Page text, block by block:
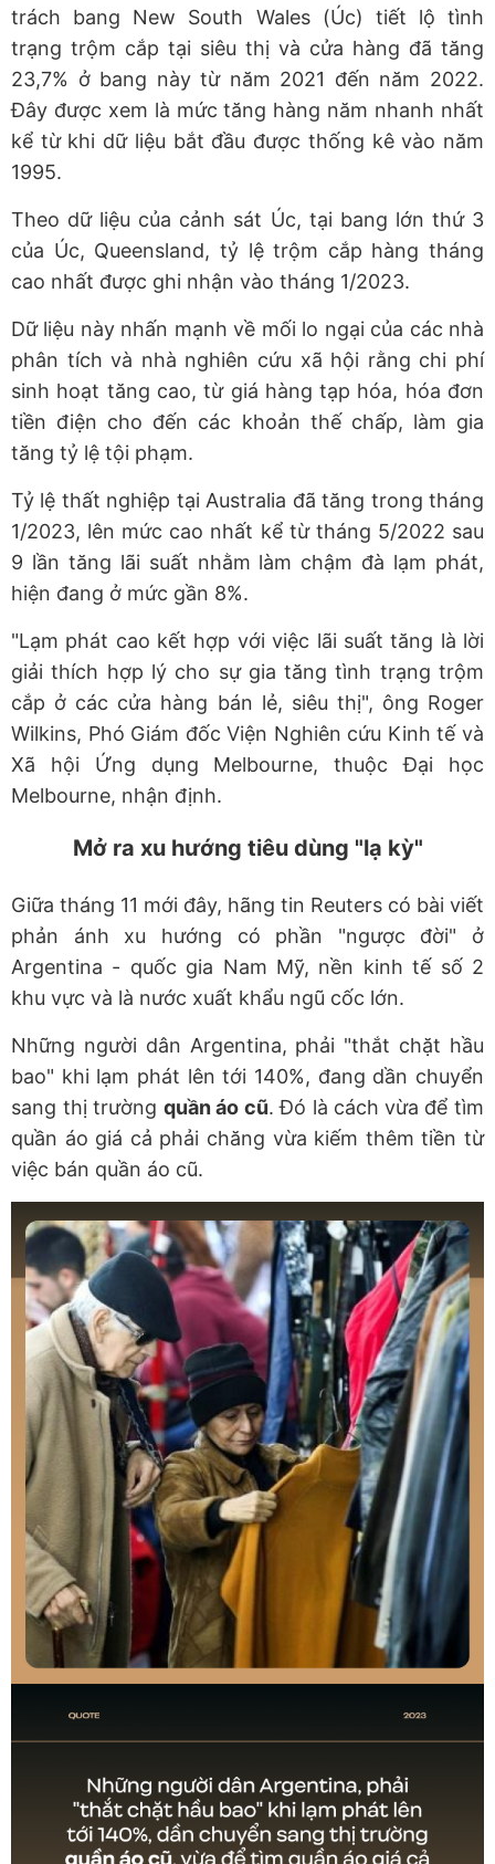
trách bang New South Wales (Úc) tiết lộ tình
trạng trộm cắp tại siêu thị và cửa hàng đã tăng
23,7% ở bang này từ năm 2021 đến năm 2022.
Đây được xem là mức tăng hàng năm nhanh nhất
kể từ khi dữ liệu bắt đầu được thống kê vào năm
1995.
Theo dữ liệu của cảnh sát Úc, tại bang lớn thứ 3
của Úc, Queensland, tỷ lệ trộm cắp hàng tháng
cao nhất được ghi nhận vào tháng 1/2023.
Dữ liệu này nhấn mạnh về mối lo ngại của các nhà
phân tích và nhà nghiên cứu xã hội rằng chi phí
sinh hoạt tăng cao, từ giá hàng tạp hóa, hóa đơn
tiền điện cho đến các khoản thế chấp, làm gia
tăng tỷ lệ tội phạm.
Tỷ lệ thất nghiệp tại Australia đã tăng trong tháng
1/2023, lên mức cao nhất kể từ tháng 5/2022 sau
9 lần tăng lãi suất nhằm làm chậm đà lạm phát,
hiện đang ở mức gần 8%.
"Lạm phát cao kết hợp với việc lãi suất tăng là lời
giải thích hợp lý cho sự gia tăng tình trạng trộm
cắp ở các cửa hàng bán lẻ, siêu thị", ông Roger
Wilkins, Phó Giám đốc Viện Nghiên cứu Kinh tế và
Xã hội Ứng dụng Melbourne, thuộc Đại học
Melbourne, nhận định.
Mở ra xu hướng tiêu dùng "lạ kỳ"
Giữa tháng 11 mới đây, hãng tin Reuters có bài viết
phản ánh xu hướng có phần "ngược đời" ở
Argentina - quốc gia Nam Mỹ, nền kinh tế số 2
khu vực và là nước xuất khẩu ngũ cốc lớn.
Những người dân Argentina, phải "thắt chặt hầu
bao" khi lạm phát lên tới 140%, đang dần chuyển
sang thị trường quần áo cũ. Đó là cách vừa để tìm
quần áo giá cả phải chăng vừa kiếm thêm tiền từ
việc bán quần áo cũ.